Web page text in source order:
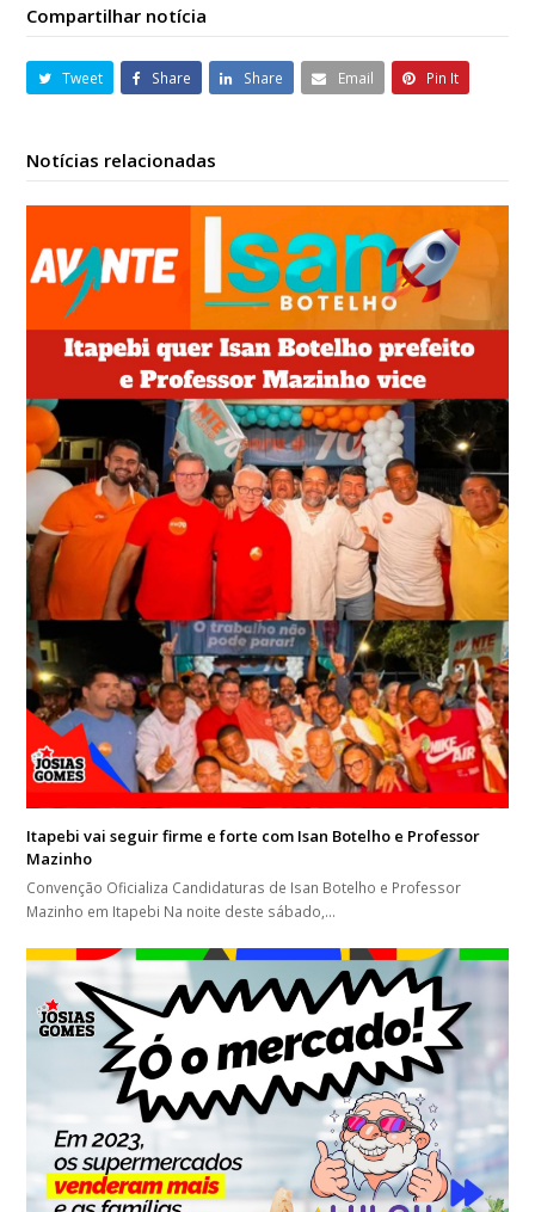
Compartilhar notícia
Tweet Share Share Email Pin It
Notícias relacionadas
Itapebi vai seguir firme e forte com Isan Botelho e Professor
Mazinho
Convenção Oficializa Candidaturas de Isan Botelho e Professor
Mazinho em Itapebi Na noite deste sábado,…